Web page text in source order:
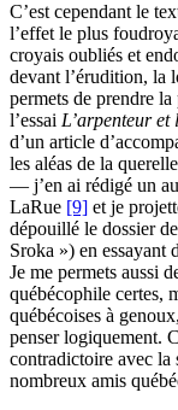
C’est cependant le
l’effet le plus
croyais oubliés et
devant l’érudition, la
permets de prendre
l’essai L’arpenteur
d’un article
les aléas de la
— j’en ai rédigé un
LaRue [9] et je
dépouillé le dossier
Sroka ») en essayant
Je me permets aussi
québécophile certes,
québécoises à
penser logiquement.
contradictoire avec la
nombreux amis